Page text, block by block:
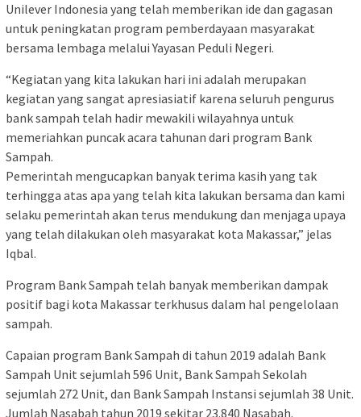
Unilever Indonesia yang telah memberikan ide dan gagasan
untuk peningkatan program pemberdayaan masyarakat
bersama lembaga melalui Yayasan Peduli Negeri.
“Kegiatan yang kita lakukan hari ini adalah merupakan
kegiatan yang sangat apresiasiatif karena seluruh pengurus
bank sampah telah hadir mewakili wilayahnya untuk
memeriahkan puncak acara tahunan dari program Bank
Sampah.
Pemerintah mengucapkan banyak terima kasih yang tak
terhingga atas apa yang telah kita lakukan bersama dan kami
selaku pemerintah akan terus mendukung dan menjaga upaya
yang telah dilakukan oleh masyarakat kota Makassar,” jelas
Iqbal.
Program Bank Sampah telah banyak memberikan dampak
positif bagi kota Makassar terkhusus dalam hal pengelolaan
sampah.
Capaian program Bank Sampah di tahun 2019 adalah Bank
Sampah Unit sejumlah 596 Unit, Bank Sampah Sekolah
sejumlah 272 Unit, dan Bank Sampah Instansi sejumlah 38 Unit.
Jumlah Nasabah tahun 2019 sekitar 23.840 Nasabah.